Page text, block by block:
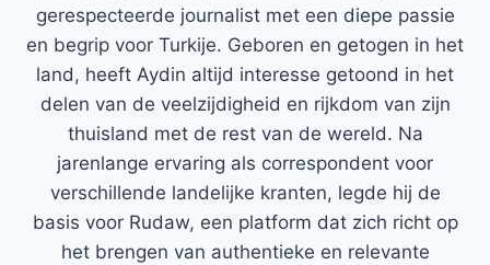
gerespecteerde journalist met een diepe passie
en begrip voor Turkije. Geboren en getogen in het
land, heeft Aydin altijd interesse getoond in het
delen van de veelzijdigheid en rijkdom van zijn
thuisland met de rest van de wereld. Na
jarenlange ervaring als correspondent voor
verschillende landelijke kranten, legde hij de
basis voor Rudaw, een platform dat zich richt op
het brengen van authentieke en relevante